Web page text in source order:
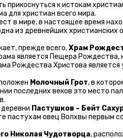
прикоснуться к истокам
для христиан всего мира.
в мире, в настоящее время
из древнейших христианских
прежде всего,Храм
является Пещера
Рождества Христова является
Молочный Грот, в
последних веков это место
Пастушков – Бейт
пастухам овец Волхвы первым
Николая Чудотворца,